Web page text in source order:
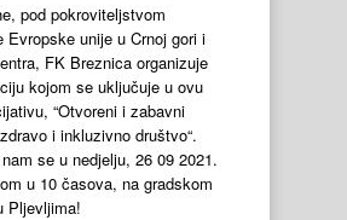
pod pokroviteljstvom
Evropske unije u Crnoj gori i
FK Breznica organizuje
kojom se uključuje u ovu
“Otvoreni i zabavni
i inkluzivno društvo“.
se u nedjelju, 26 09 2021.
u 10 časova, na gradskom
Pljevljima!